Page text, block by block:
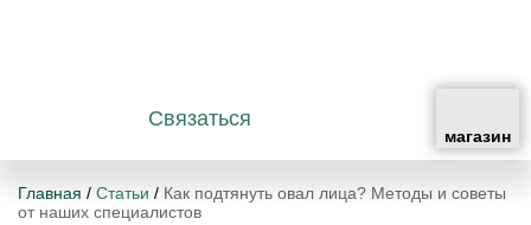
Связаться
Главная / Статьи / Как подтянуть овал лица? Методы и советы
от наших специалистов